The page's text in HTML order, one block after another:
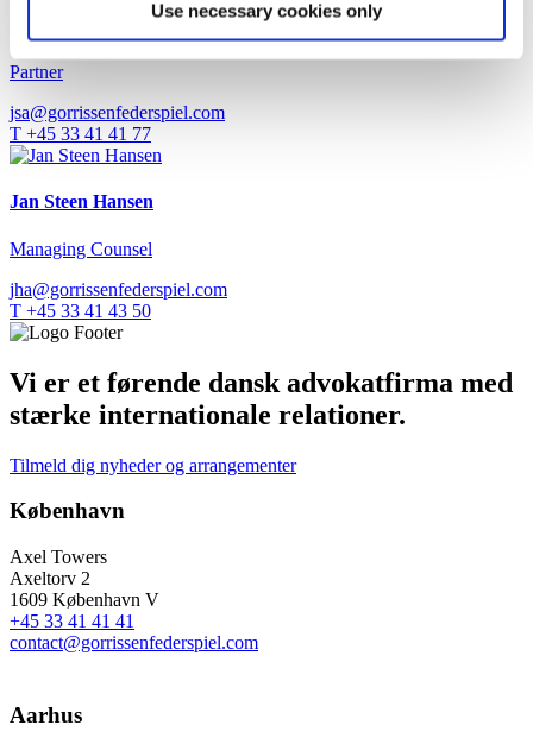
Use necessary cookies only
Partner
jsa@gorrissenfederspiel.com
T +45 33 41 41 77
Jan Steen Hansen
Managing Counsel
jha@gorrissenfederspiel.com
T +45 33 41 43 50
Vi er et førende dansk advokatfirma med
stærke internationale relationer.
Tilmeld dig nyheder og arrangementer
København
Axel Towers
Axeltorv 2
1609 København V
+45 33 41 41 41
contact@gorrissenfederspiel.com
Aarhus